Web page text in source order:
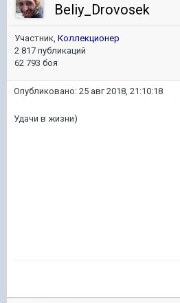
Beliy_Drovosek
Участник, Коллекционер
2 817 публикаций
62 793 боя
Опубликовано: 25 авг 2018, 21:10:18
Удачи в жизни)